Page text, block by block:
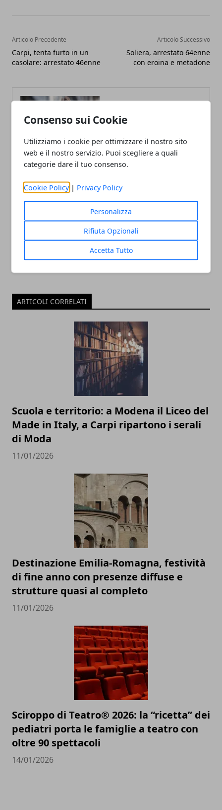
Consenso sui Cookie
Utilizziamo i cookie per ottimizzare il nostro sito
web e il nostro servizio. Puoi scegliere a quali
categorie dare il tuo consenso.
Cookie Policy | Privacy Policy
Personalizza
Rifiuta Opzionali
Accetta Tutto
Articolo Precedente
Carpi, tenta furto in un
casolare: arrestato 46enne
Articolo Successivo
Soliera, arrestato 64enne
con eroina e metadone
Fabiana Fissore
Fabiana Fissore è web editor e
Racconta la città con uno stile fresco
il territorio.
ARTICOLI CORRELATI
Scuola e territorio: a Modena il Liceo del
Made in Italy, a Carpi ripartono i serali
di Moda
11/01/2026
Destinazione Emilia-Romagna, festività
di fine anno con presenze diffuse e
strutture quasi al completo
11/01/2026
Sciroppo di Teatro® 2026: la “ricetta” dei
pediatri porta le famiglie a teatro con
oltre 90 spettacoli
14/01/2026